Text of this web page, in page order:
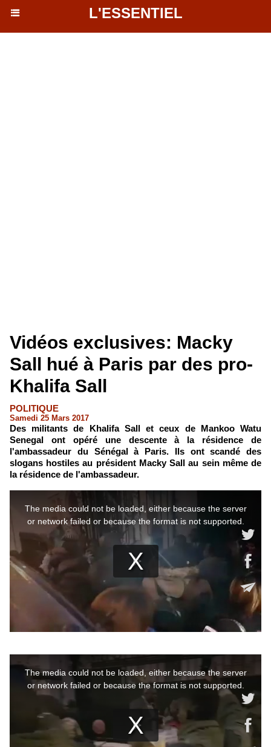
L'ESSENTIEL
Vidéos exclusives: Macky
Sall hué à Paris par des pro-
Khalifa Sall
POLITIQUE
Samedi 25 Mars 2017
Des militants de Khalifa Sall et ceux de Mankoo Watu
Senegal ont opéré une descente à la résidence de
l'ambassadeur du Sénégal à Paris. Ils ont scandé des
slogans hostiles au président Macky Sall au sein même de
la résidence de l'ambassadeur.